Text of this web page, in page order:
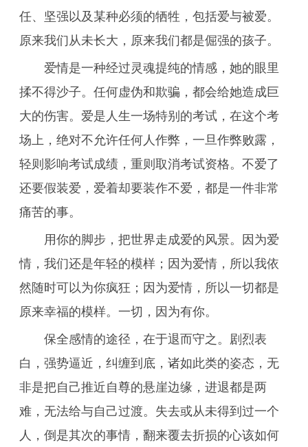
任、坚强以及某种必须的牺牲，包括爱与被爱。
原来我们从未长大，原来我们都是倔强的孩子。
爱情是一种经过灵魂提纯的情感，她的眼里
揉不得沙子。任何虚伪和欺骗，都会给她造成巨
大的伤害。爱是人生一场特别的考试，在这个考
场上，绝对不允许任何人作弊，一旦作弊败露，
轻则影响考试成绩，重则取消考试资格。不爱了
还要假装爱，爱着却要装作不爱，都是一件非常
痛苦的事。
用你的脚步，把世界走成爱的风景。因为爱
情，我们还是年轻的模样；因为爱情，所以我依
然随时可以为你疯狂；因为爱情，所以一切都是
原来幸福的模样。一切，因为有你。
保全感情的途径，在于退而守之。剧烈表
白，强势逼近，纠缠到底，诸如此类的姿态，无
非是把自己推近自尊的悬崖边缘，进退都是两
难，无法给与自己过渡。失去或从未得到过一个
人，倒是其次的事情，翻来覆去折损的心该如何